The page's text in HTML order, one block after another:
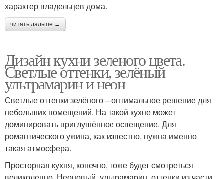
характер владельцев дома.
читать дальше →
Дизайн кухни зеленого цвета.
Светлые оттенки, зелёный
ультрамарин и неон
Светлые оттенки зелёного – оптимальное решение для
небольших помещений. На такой кухне может
доминировать приглушённое освещение. Для
романтического ужина, как известно, нужна именно
такая атмосфера.
Просторная кухня, конечно, тоже будет смотреться